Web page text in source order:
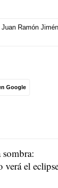
Juan Ramón
Google
verá el